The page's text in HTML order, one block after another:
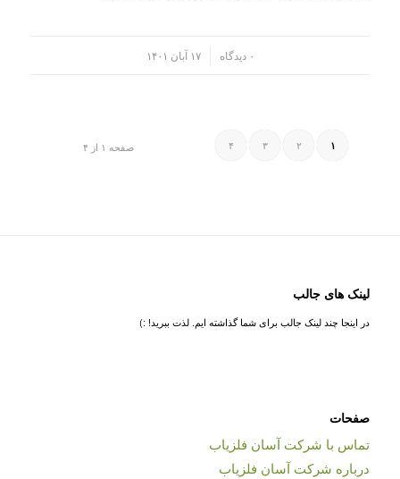
۰ دیدگاه ۱۷ آبان ۱۴۰۱
صفحه ۱ از ۴ ۱ ۲ ۳ ۴
لینک های جالب
در اینجا چند لینک جالب برای شما گذاشته ایم. لذت ببرید! :)
صفحات
تماس با شرکت آسان فلزیاب
درباره شرکت آسان فلزیاب